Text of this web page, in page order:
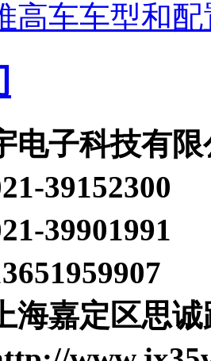
高车车型和
电子科技有限
39152300
39901991
海嘉定区思诚